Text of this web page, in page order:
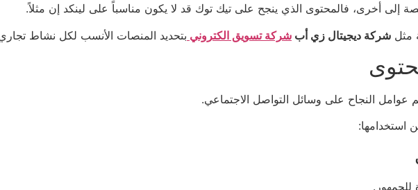
إلى أخرى، فالمحتوى الذي ينجح على تيك توك قد لا يكون مناسباً على لينكد إن مثلاً.
مثل شركة ديجيتال زي أب شركة تسويق الكتروني بتحديد المنصات الأنسب لكل نشاط
عوامل النجاح على وسائل التواصل الاجتماعي.
استخدامها:
للجمهور.